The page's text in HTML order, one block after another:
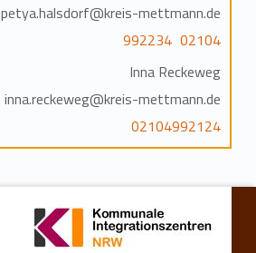
petya.halsdorf@kreis-mettmann.de
02104 992234
Inna Reckeweg
inna.reckeweg@kreis-mettmann.de
02104992124
Skip back to main navigation